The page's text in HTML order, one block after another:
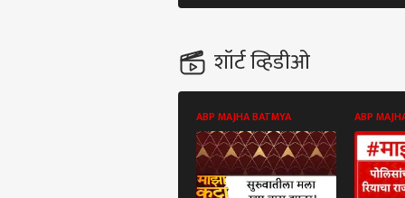
शॉर्ट व्हिडीओ
ABP MAJHA BATMYA ABP